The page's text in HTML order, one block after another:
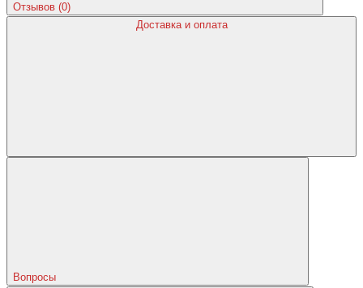
Отзывов (0)
Доставка и оплата
Вопросы